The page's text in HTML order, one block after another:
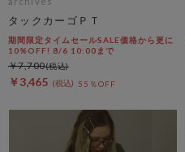
タックカーゴＰＴ
期間限定タイムセールSALE価格から更に
10%OFF! 8/6 10:00まで
￥3,465 55％OFF
￥7,700